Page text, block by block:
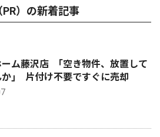
）の新着記事
ーム藤沢店 ｢空き物件、放置して
か｣ 片付け不要ですぐに売却